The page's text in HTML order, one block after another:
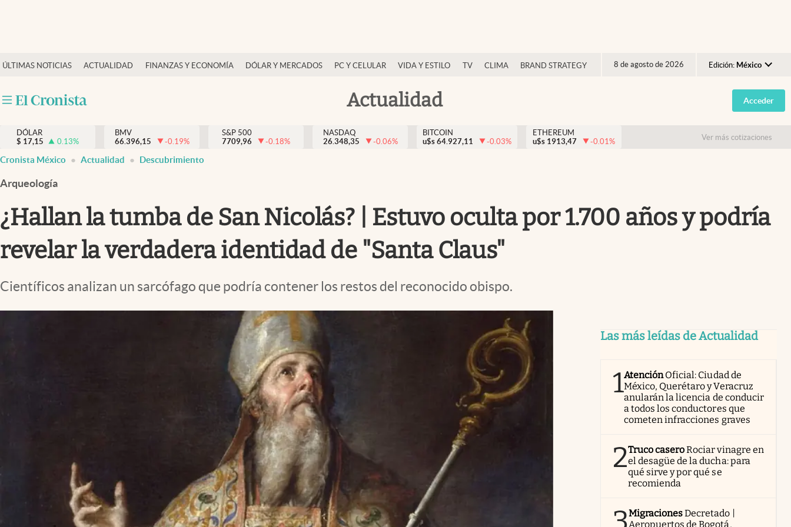
ÚLTIMAS NOTICIAS ACTUALIDAD FINANZAS Y ECONOMÍA DÓLAR Y MERCADOS PC Y CELULAR VIDA Y ESTILO TV CLIMA BRAND STRATEGY 8 de agosto de 2026 Edición: México
Argentina
España
USA
Actualidad
Actualidad
Internacionales
Opinión
Brand Strategy
Vida y estilo
Tv
Espiritualidad
Acceder
DÓLAR
$ 17,15 0.13%
BMV
66.396,15
-0.19%
S&P 500
7709,96
-0.18%
NASDAQ
26.348,35
-0.06%
BITCOIN
u$s 64.927,11 -0.03%
ETHEREUM
u$s 1913,47 -0.01% Ver más cotizaciones
Cronista México Actualidad Descubrimiento
Arqueología
¿Hallan la tumba de San Nicolás? | Estuvo oculta por 1.700 años y podría
revelar la verdadera identidad de "Santa Claus"
Científicos analizan un sarcófago que podría contener los restos del reconocido obispo.
Las más leídas de Actualidad
1AtenciónOficial: Ciudad de
México, Querétaro y Veracruz
anularán la licencia de conducir
a todos los conductores que
cometen infracciones graves
2Truco caseroRociar vinagre en
el desagüe de la ducha: para
qué sirve y por qué se
recomienda
MigracionesDecretado |
Aeropuertos de Bogotá,